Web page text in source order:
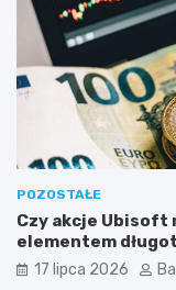
POZOSTAŁE
Czy akcje Ubisoft
elementem
inwestycyjnego?
17 lipca 2026